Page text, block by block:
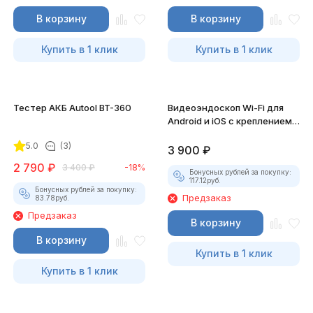
В корзину
Купить в 1 клик
В корзину
Купить в 1 клик
Тестер АКБ Autool BT-360
5.0 (3)
2 790 ₽ 3 400 ₽ -18%
Бонусных рублей за покупку:
83.78руб.
Предзаказ
В корзину
Купить в 1 клик
Видеоэндоскоп Wi-Fi для
Android и iOS с креплением
3 900 ₽
Бонусных рублей за покупку:
117.12руб.
Предзаказ
В корзину
Купить в 1 клик